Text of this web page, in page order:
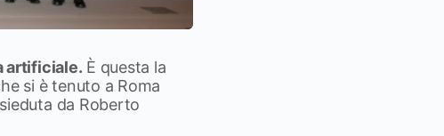
artificiale. È questa la
si è tenuto a Roma
da Roberto